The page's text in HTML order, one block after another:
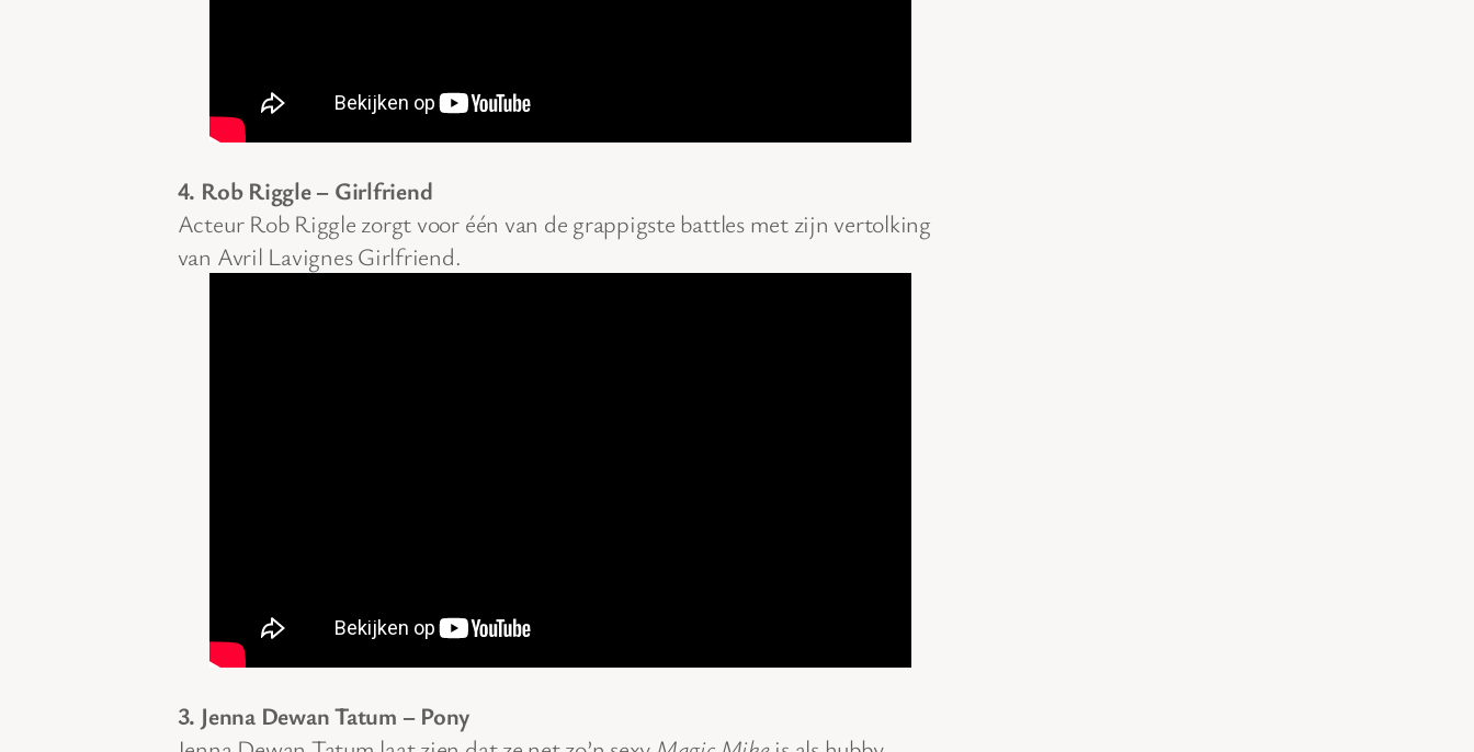
4. Rob Riggle – Girlfriend
Acteur Rob Riggle zorgt voor één van de grappigste battles met zijn vertolking
van Avril Lavignes Girlfriend.
3. Jenna Dewan Tatum – Pony